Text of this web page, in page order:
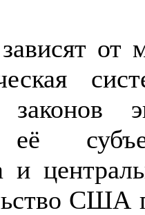
от
законов
и
США